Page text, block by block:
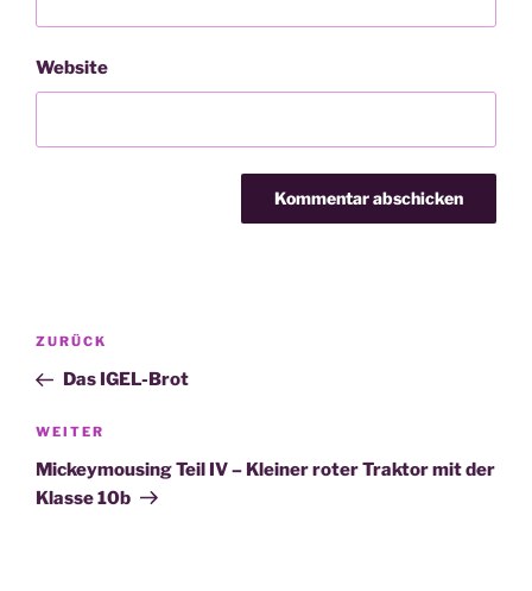
Website
Beitragsnavigation
Vorheriger
Beitrag
ZURÜCK
Das IGEL-Brot
Nächster
Beitrag
WEITER
Mickeymousing Teil IV – Kleiner roter Traktor mit der
Klasse 10b